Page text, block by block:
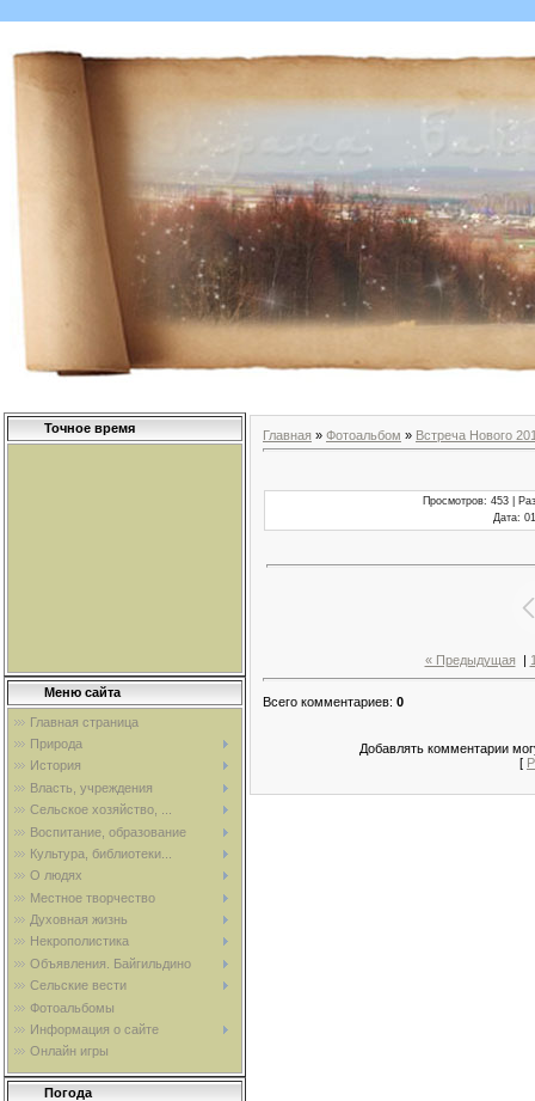
Точное время
Меню сайта
Главная страница
Природа
История
Власть, учреждения
Сельское хозяйство, ...
Воспитание, образование
Культура, библиотеки...
О людях
Местное творчество
Духовная жизнь
Некрополистика
Объявления. Байгильдино
Сельские вести
Фотоальбомы
Информация о сайте
Онлайн игры
Погода
Главная » Фотоальбом » Встреча Нового
Просмотров: 453 |
Дата:
« Предыдущая
Всего комментариев: 0
Добавлять комментарии
[